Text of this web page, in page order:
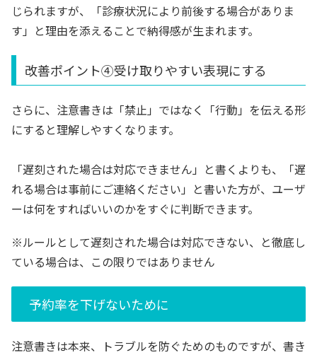
じられますが、「診療状況により前後する場合がありま
す」と理由を添えることで納得感が生まれます。
改善ポイント④受け取りやすい表現にする
さらに、注意書きは「禁止」ではなく「行動」を伝える形
にすると理解しやすくなります。
「遅刻された場合は対応できません」と書くよりも、「遅
れる場合は事前にご連絡ください」と書いた方が、ユーザ
ーは何をすればいいのかをすぐに判断できます。
※ルールとして遅刻された場合は対応できない、と徹底し
ている場合は、この限りではありません
予約率を下げないために
注意書きは本来、トラブルを防ぐためのものですが、書き